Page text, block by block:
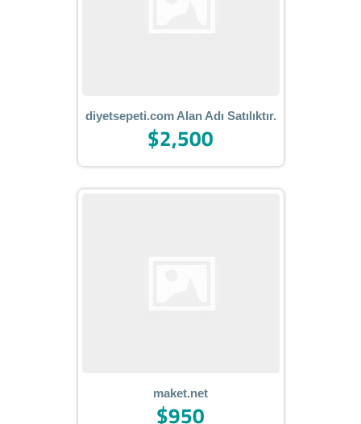
diyetsepeti.com Alan Adı Satılıktır.
$2,500
maket.net
$950